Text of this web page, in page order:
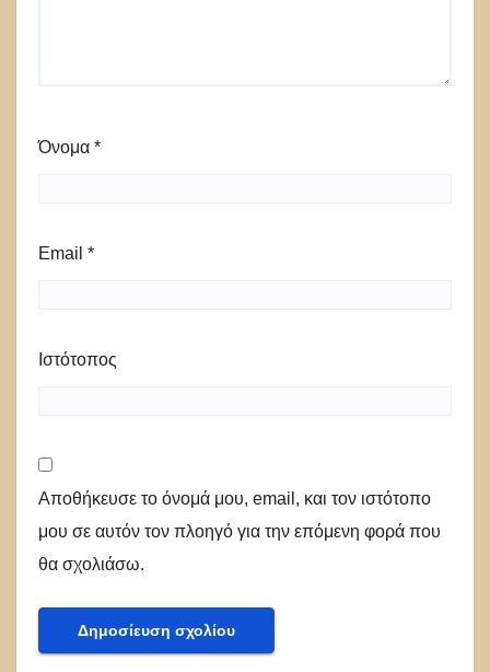
Όνομα *
Email *
Ιστότοπος
Αποθήκευσε το όνομά μου, email, και τον ιστότοπο
μου σε αυτόν τον πλοηγό για την επόμενη φορά που
θα σχολιάσω.